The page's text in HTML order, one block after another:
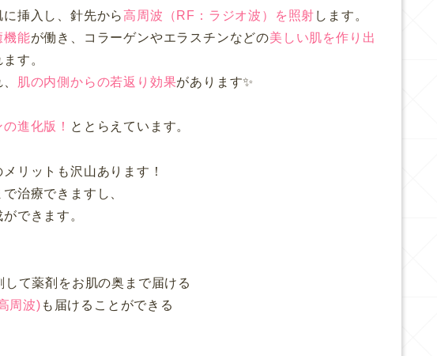
挿入し、針先から高周波（RF：ラジオ波） を照射 します。
機能が働き、コラーゲンやエラスチンなどの美しい肌を作り出
す。
肌の内側からの若返り効果があります✨
進化版！ ととらえています。
リットも沢山あります！
治療できますし
できます。
て薬剤をお肌の奥まで届ける
周波) も届けることができる